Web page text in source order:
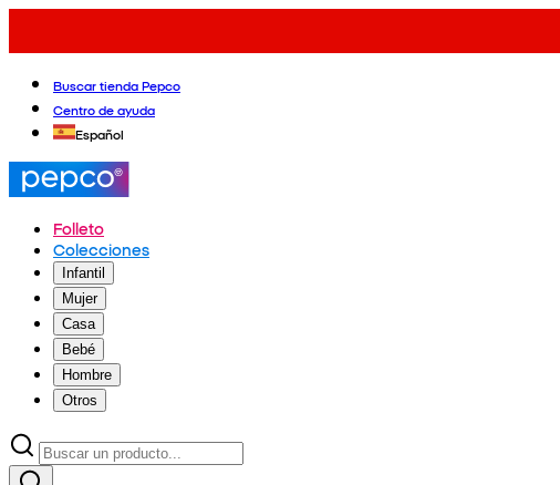
Buscar tienda Pepco
Centro de ayuda
Español
Folleto
Colecciones
Infantil
Mujer
Casa
Bebé
Hombre
Otros